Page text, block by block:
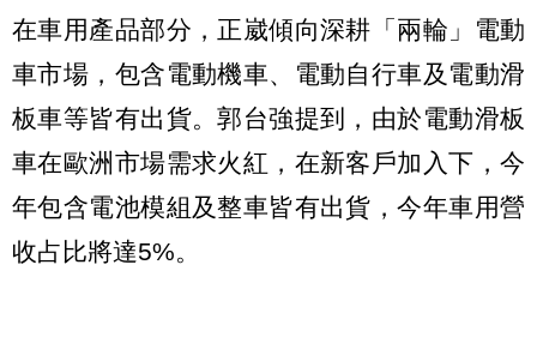
在車用產品部分，正崴傾向深耕「兩輪」電動
車市場，包含電動機車、電動自行車及電動滑
板車等皆有出貨。郭台強提到，由於電動滑板
車在歐洲市場需求火紅，在新客戶加入下，今
年包含電池模組及整車皆有出貨，今年車用營
收占比將達5%。